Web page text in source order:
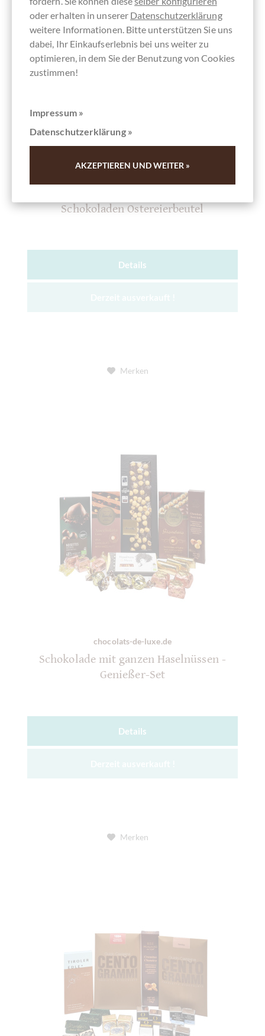
Schokoladen Ostereierbeutel
Details
Merken
chocolats-de-luxe.de
Schokolade mit ganzen Haselnüssen -
Genießer-Set
Details
Merken
oder erhalten in unserer Datenschutzerklärung
weitere Informationen. Bitte unterstützen Sie uns
dabei, Ihr Einkaufserlebnis bei uns weiter zu
optimieren, in dem Sie der Benutzung von Cookies
zustimmen!
Impressum »
Datenschutzerklärung »
AKZEPTIEREN UND WEITER »